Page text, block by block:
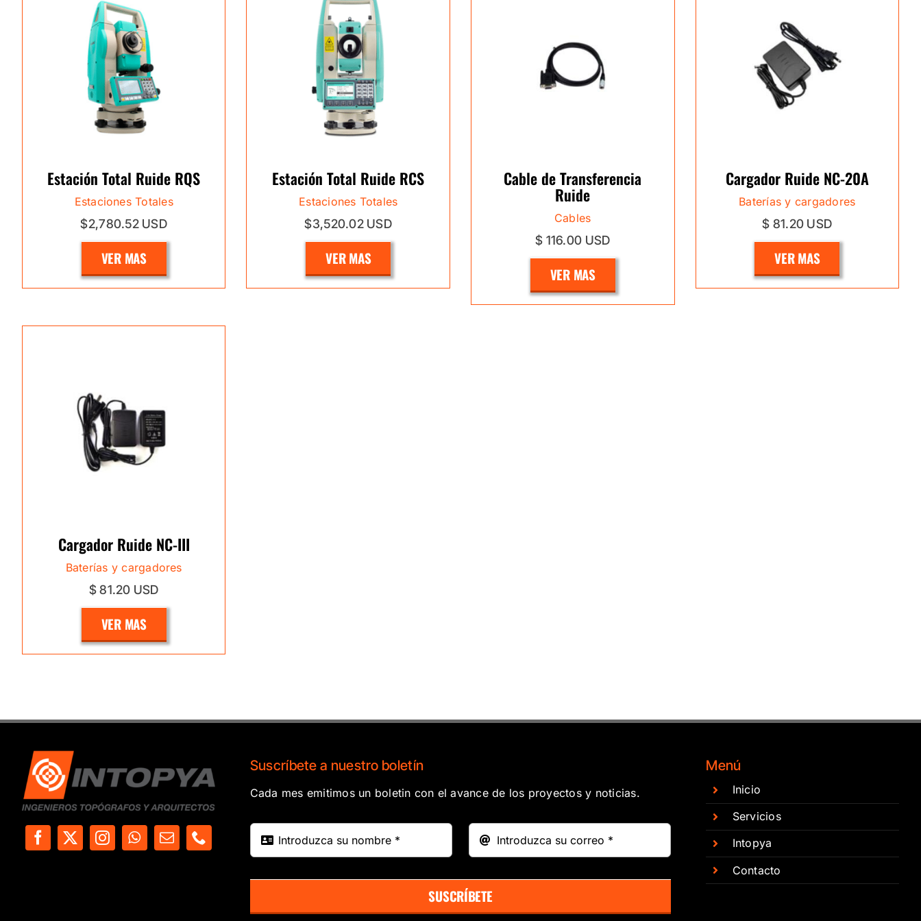
Estación Total Ruide RQS
Estaciones Totales
$2,780.52 USD
VER MAS
Estación Total Ruide RCS
Estaciones Totales
$3,520.02 USD
VER MAS
Cable de Transferencia
Ruide
Cables
$ 116.00 USD
VER MAS
Cargador Ruide NC-20A
Baterías y cargadores
$ 81.20 USD
VER MAS
Cargador Ruide NC-III
Baterías y cargadores
$ 81.20 USD
VER MAS
Suscríbete a nuestro boletín
Cada mes emitimos un boletin con el avance de los proyectos y noticias.
SUSCRÍBETE
Menú
Inicio
Servicios
Intopya
Contacto